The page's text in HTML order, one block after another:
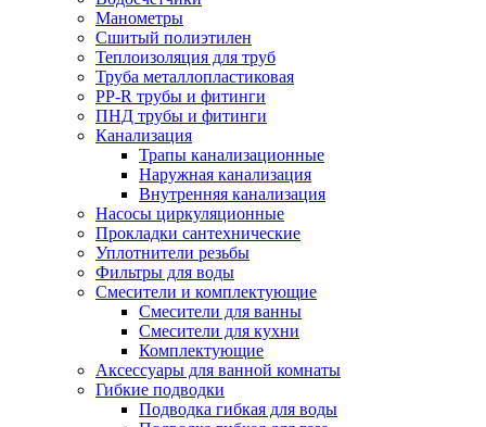
Манометры
Сшитый полиэтилен
Теплоизоляция для труб
Труба металлопластиковая
PP-R трубы и фитинги
ПНД трубы и фитинги
Канализация
Трапы канализационные
Наружная канализация
Внутренняя канализация
Насосы циркуляционные
Прокладки сантехнические
Уплотнители резьбы
Фильтры для воды
Смесители и комплектующие
Смесители для ванны
Смесители для кухни
Комплектующие
Аксессуары для ванной комнаты
Гибкие подводки
Подводка гибкая для воды